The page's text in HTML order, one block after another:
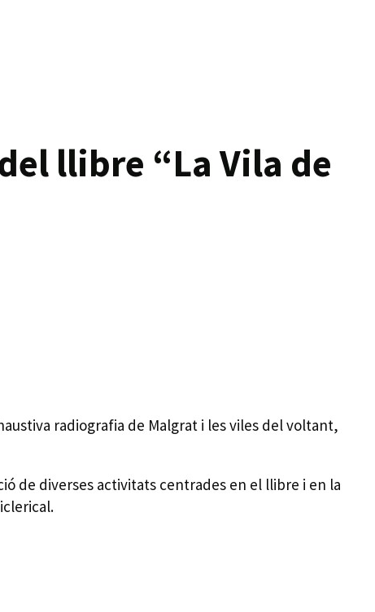
llibre “La Vila de
radiografia de Malgrat i les viles del voltant,
de diverses activitats centrades en el llibre i en la